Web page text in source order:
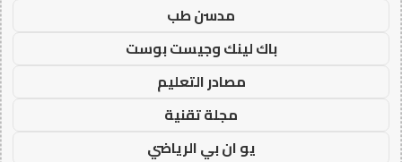
مدسن طب
باك لينك وجيست بوست
مصادر التعليم
مجلة تقنية
يو ان بي الرياضي